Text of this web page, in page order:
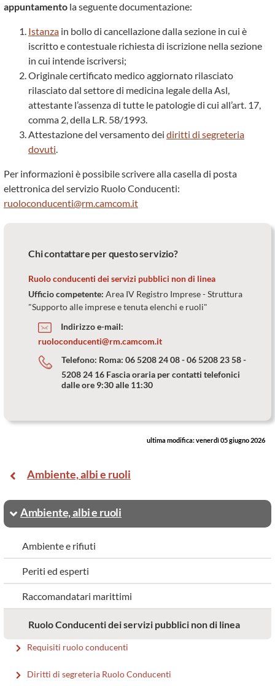
appuntamento la seguente documentazione:
Istanza in bollo di cancellazione dalla sezione in cui è
iscritto e contestuale richiesta di iscrizione nella sezione
in cui intende iscriversi;
Originale certificato medico aggiornato rilasciato
rilasciato dal settore di medicina legale della Asl,
attestante l’assenza di tutte le patologie di cui all’art. 17,
comma 2, della L.R. 58/1993.
Attestazione del versamento dei diritti di segreteria
dovuti.
Per informazioni è possibile scrivere alla casella di posta
elettronica del servizio Ruolo Conducenti:
ruoloconducenti@rm.camcom.it
Chi contattare per questo servizio?
Ruolo conducenti dei servizi pubblici non di linea
Ufficio competente: Area IV Registro Imprese - Struttura
"Supporto alle imprese e tenuta elenchi e ruoli"
Indirizzo e-mail:
ruoloconducenti@rm.camcom.it
Telefono: Roma: 06 5208 24 08 - 06 5208 23 58 -
5208 24 16 Fascia oraria per contatti telefonici
dalle ore 9:30 alle 11:30
ultima modifica:venerdì 05 giugno 2026
Ambiente, albi e ruoli
Ambiente, albi e ruoli
Ambiente e rifiuti
Periti ed esperti
Raccomandatari marittimi
Ruolo Conducenti dei servizi pubblici non di linea
Requisiti ruolo conducenti
Diritti di segreteria Ruolo Conducenti